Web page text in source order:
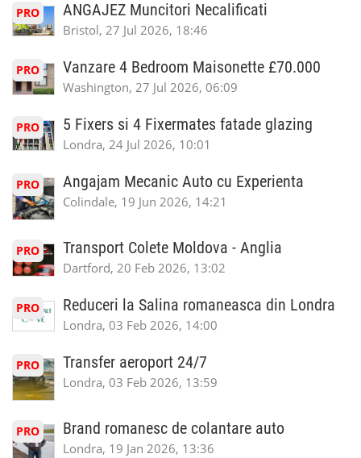
PRO ANGAJEZ Muncitori Necalificati
Bristol, 27 Jul 2026, 18:46
PRO Vanzare 4 Bedroom Maisonette £70.000
Washington, 27 Jul 2026, 06:09
PRO 5 Fixers si 4 Fixermates fatade glazing
Londra, 24 Jul 2026, 10:01
PRO Angajam Mecanic Auto cu Experienta
Colindale, 19 Jun 2026, 14:21
PRO Transport Colete Moldova - Anglia
Dartford, 20 Feb 2026, 13:02
PRO Reduceri la Salina romaneasca din Londra
Londra, 03 Feb 2026, 14:00
PRO Transfer aeroport 24/7
Londra, 03 Feb 2026, 13:59
PRO Brand romanesc de colantare auto
Londra, 19 Jan 2026, 13:36